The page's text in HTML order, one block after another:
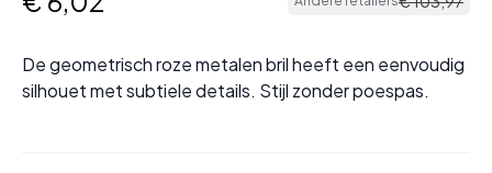
De geometrisch roze metalen bril heeft een eenvoudig
silhouet met subtiele details. Stijl zonder poespas.